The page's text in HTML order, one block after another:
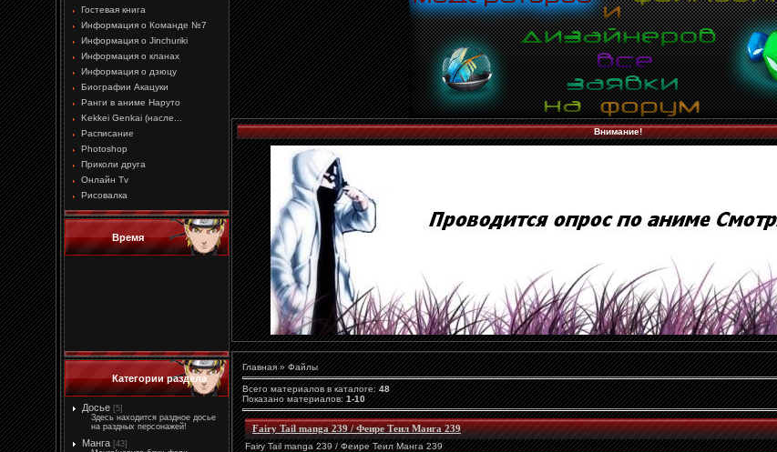
Гостевая книга
Информация о Команде №7
Информация о Jinchuriki
Информация о кланах
Информация о дзюцу
Биографии Акацуки
Ранги в аниме Наруто
Kekkei Genkai (насле...
Расписание
Photoshop
Приколи друга
Онлайн Tv
Рисовалка
Время
Категории раздела
Досье [5]
Здесь находится раздное досье
на раздных персонажей!
Манга [43]
Внимание!
Главная»Файлы
Всего материалов в каталоге:48
Показано материалов:1-10
Fairy Tail manga 239 / Феире Теил Манга 239
Fairy Tail manga 239 / Феире Теил Манга 239